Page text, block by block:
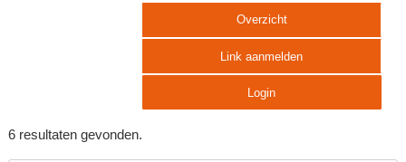
Overzicht
Link aanmelden
Login
6 resultaten gevonden.